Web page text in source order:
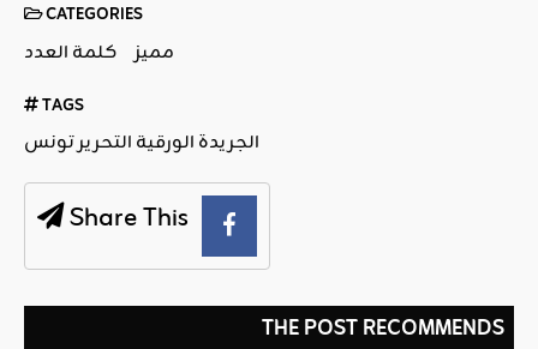
CATEGORIES
كلمة العدد مميز
TAGS
الجريدة الورقية التحرير تونس
Share This
THE POST RECOMMENDS